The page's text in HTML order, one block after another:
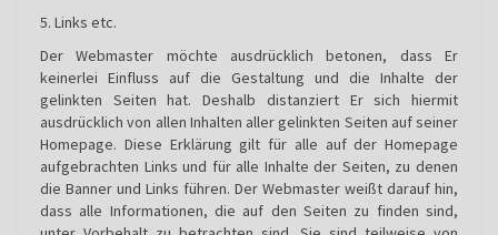
5. Links etc.
Der Webmaster möchte ausdrücklich betonen, dass Er
keinerlei Einfluss auf die Gestaltung und die Inhalte der
gelinkten Seiten hat. Deshalb distanziert Er sich hiermit
ausdrücklich von allen Inhalten aller gelinkten Seiten auf seiner
Homepage. Diese Erklärung gilt für alle auf der Homepage
aufgebrachten Links und für alle Inhalte der Seiten, zu denen
die Banner und Links führen. Der Webmaster weißt darauf hin,
dass alle Informationen, die auf den Seiten zu finden sind,